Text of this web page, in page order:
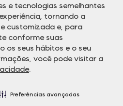
e tecnologias semelhantes
tornando a
customizada e, para
conforme suas
os seus hábitos e o seu
você pode visitar a
.
Preferências avançadas
os direitos reservados. A Dudalina
de estoque a qualquer momento.
0800 770 5510.
às 20h de segunda a sexta-feira e